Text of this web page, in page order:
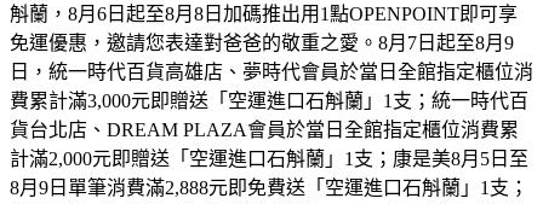
斛蘭，8月6日起至8月8日加碼推出用1點OPENPOINT即可享
免運優惠，邀請您表達對爸爸的敬重之愛。8月7日起至8月9
日，統一時代百貨高雄店、夢時代會員於當日全館指定櫃位消
費累計滿3,000元即贈送「空運進口石斛蘭」1支；統一時代百
貨台北店、DREAM PLAZA會員於當日全館指定櫃位消費累
計滿2,000元即贈送「空運進口石斛蘭」1支；康是美8月5日至
8月9日單筆消費滿2,888元即免費送「空運進口石斛蘭」1支；